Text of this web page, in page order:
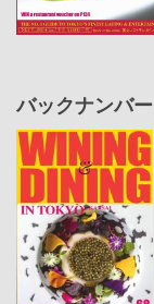
バックナンバー